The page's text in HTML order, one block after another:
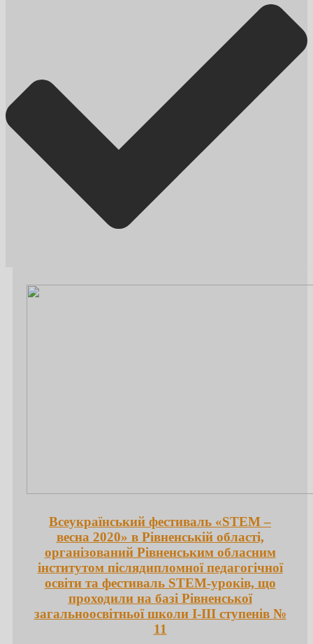
Всеукраїнський фестиваль «STEM –
весна 2020» в Рівненській області,
організований Рівненським обласним
інститутом післядипломної педагогічної
освіти та фестиваль STEM-уроків, що
проходили на базі Рівненської
загальноосвітньої школи І-ІІІ ступенів №
11